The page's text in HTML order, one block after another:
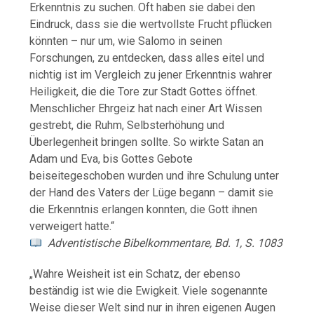
Erkenntnis zu suchen. Oft haben sie dabei den
Eindruck, dass sie die wertvollste Frucht pflücken
könnten – nur um, wie Salomo in seinen
Forschungen, zu entdecken, dass alles eitel und
nichtig ist im Vergleich zu jener Erkenntnis wahrer
Heiligkeit, die die Tore zur Stadt Gottes öffnet.
Menschlicher Ehrgeiz hat nach einer Art Wissen
gestrebt, die Ruhm, Selbsterhöhung und
Überlegenheit bringen sollte. So wirkte Satan an
Adam und Eva, bis Gottes Gebote
beiseitegeschoben wurden und ihre Schulung unter
der Hand des Vaters der Lüge begann – damit sie
die Erkenntnis erlangen konnten, die Gott ihnen
verweigert hatte.“
Adventistische Bibelkommentare, Bd. 1, S. 1083
„Wahre Weisheit ist ein Schatz, der ebenso
beständig ist wie die Ewigkeit. Viele sogenannte
Weise dieser Welt sind nur in ihren eigenen Augen